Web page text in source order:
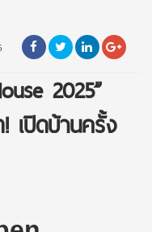
2025”
เปิดบ้านครั้ง